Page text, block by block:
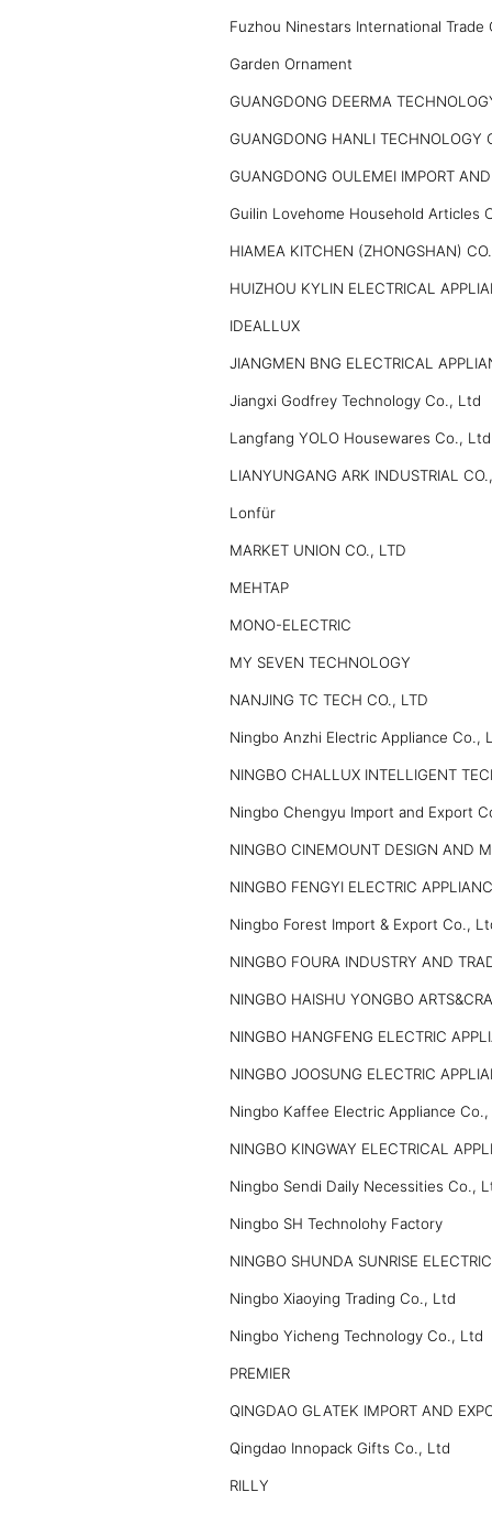
Fuzhou Ninestars International Trade
Garden Ornament
GUANGDONG DEERMA
GUANGDONG HANLI TECHNOLOGY
GUANGDONG OULEMEI IMPORT
Guilin Lovehome Household Articles
HIAMEA KITCHEN (ZHONGSHAN)
HUIZHOU KYLIN ELECTRICAL
IDEALLUX
JIANGMEN BNG ELECTRICAL
Jiangxi Godfrey Technology Co., Ltd
Langfang YOLO Housewares Co., Ltd
LIANYUNGANG ARK INDUSTRIAL
Lonfür
MARKET UNION CO., LTD
MEHTAP
MONO-ELECTRIC
MY SEVEN TECHNOLOGY
NANJING TC TECH CO., LTD
Ningbo Anzhi Electric Appliance Co.,
NINGBO CHALLUX INTELLIGENT
Ningbo Chengyu Import and Export
NINGBO CINEMOUNT DESIGN AND
NINGBO FENGYI ELECTRIC
Ningbo Forest Import & Export Co.,
NINGBO FOURA INDUSTRY AND
NINGBO HAISHU YONGBO
NINGBO HANGFENG ELECTRIC
NINGBO JOOSUNG ELECTRIC
Ningbo Kaffee Electric Appliance
NINGBO KINGWAY ELECTRICAL
Ningbo Sendi Daily Necessities Co.,
Ningbo SH Technolohy Factory
NINGBO SHUNDA SUNRISE
Ningbo Xiaoying Trading Co., Ltd
Ningbo Yicheng Technology Co., Ltd
PREMIER
QINGDAO GLATEK IMPORT AND
Qingdao Innopack Gifts Co., Ltd
RILLY